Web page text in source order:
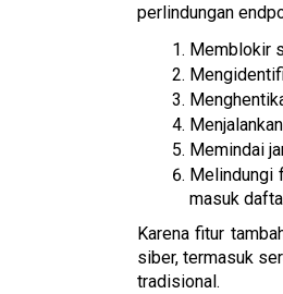
perlindungan
Memblokir
Memindai
Melindungi
masuk
Karena fitur
siber, termasuk
tradisional.